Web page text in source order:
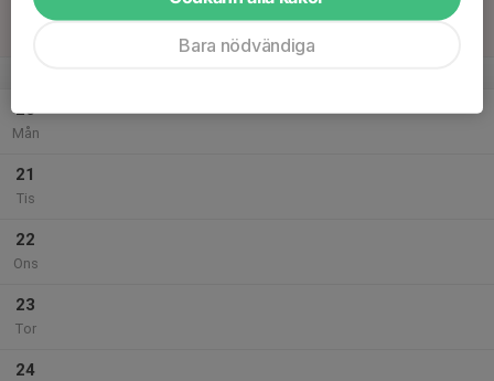
19
20
Mån
21
Tis
22
Ons
23
Tor
24
Bara nödvändiga